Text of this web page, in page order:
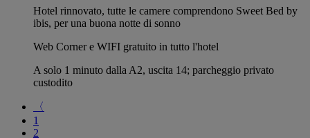
Hotel rinnovato, tutte le camere comprendono Sweet Bed by
ibis, per una buona notte di sonno
Web Corner e WIFI gratuito in tutto l'hotel
A solo 1 minuto dalla A2, uscita 14; parcheggio privato
custodito
〈
1
2